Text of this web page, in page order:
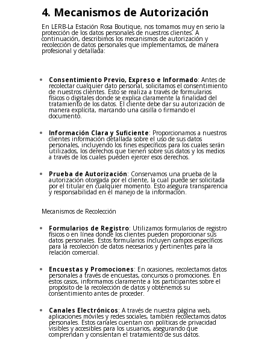
4. Mecanismos de Autorización
En LERB-La Estación Rosa Boutique, nos tomamos muy en serio la
protección de los datos personales de nuestros clientes. A
continuación, describimos los mecanismos de autorización y
recolección de datos personales que implementamos, de manera
profesional y detallada:
Consentimiento Previo, Expreso e Informado: Antes de
recolectar cualquier dato personal, solicitamos el consentimiento
de nuestros clientes. Esto se realiza a través de formularios
físicos o digitales donde se explica claramente la finalidad del
tratamiento de los datos. El cliente debe dar su autorización de
manera explícita, marcando una casilla o firmando el
documento.
Información Clara y Suficiente: Proporcionamos a nuestros
clientes información detallada sobre el uso de sus datos
personales, incluyendo los fines específicos para los cuales serán
utilizados, los derechos que tienen sobre sus datos y los medios
a través de los cuales pueden ejercer esos derechos.
Prueba de Autorización: Conservamos una prueba de la
autorización otorgada por el cliente, la cual puede ser solicitada
por el titular en cualquier momento. Esto asegura transparencia
y responsabilidad en el manejo de la información.
Mecanismos de Recolección
Formularios de Registro: Utilizamos formularios de registro
físicos o en línea donde los clientes pueden proporcionar sus
datos personales. Estos formularios incluyen campos específicos
para la recolección de datos necesarios y pertinentes para la
relación comercial.
Encuestas y Promociones: En ocasiones, recolectamos datos
personales a través de encuestas, concursos o promociones. En
estos casos, informamos claramente a los participantes sobre el
propósito de la recolección de datos y obtenemos su
consentimiento antes de proceder.
Canales Electrónicos: A través de nuestra página web,
aplicaciones móviles y redes sociales, también recolectamos datos
personales. Estos canales cuentan con políticas de privacidad
visibles y accesibles para los usuarios, asegurando que
comprendan y consientan el tratamiento de sus datos.